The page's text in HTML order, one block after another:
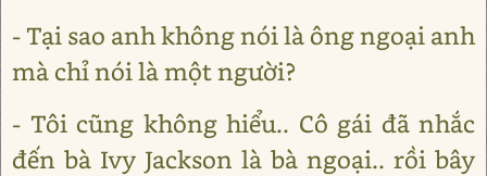
- Tại sao anh không nói là ông ngoại anh
mà chỉ nói là một người?
- Tôi cũng không hiểu.. Cô gái đã nhắc
đến bà Ivy Jackson là bà ngoại.. rồi bây